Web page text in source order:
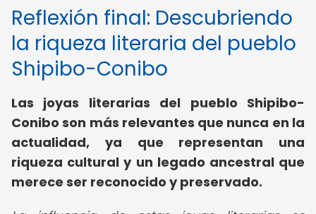
Reflexión final: Descubriendo
la riqueza literaria del pueblo
Shipibo-Conibo
Las joyas literarias del pueblo Shipibo-
Conibo son más relevantes que nunca en la
actualidad, ya que representan una
riqueza cultural y un legado ancestral que
merece ser reconocido y preservado.